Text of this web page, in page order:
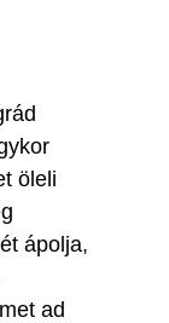
öleli
ápolja,
ad